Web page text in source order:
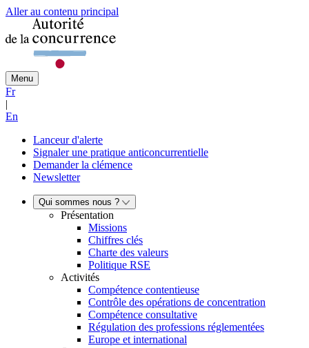
Aller au contenu principal
Menu
Fr
|
En
Lanceur d'alerte
Signaler une pratique anticoncurrentielle
Demander la clémence
Newsletter
Qui sommes nous ?
Présentation
Missions
Chiffres clés
Charte des valeurs
Politique RSE
Activités
Compétence contentieuse
Contrôle des opérations de concentration
Compétence consultative
Régulation des professions réglementées
Europe et international